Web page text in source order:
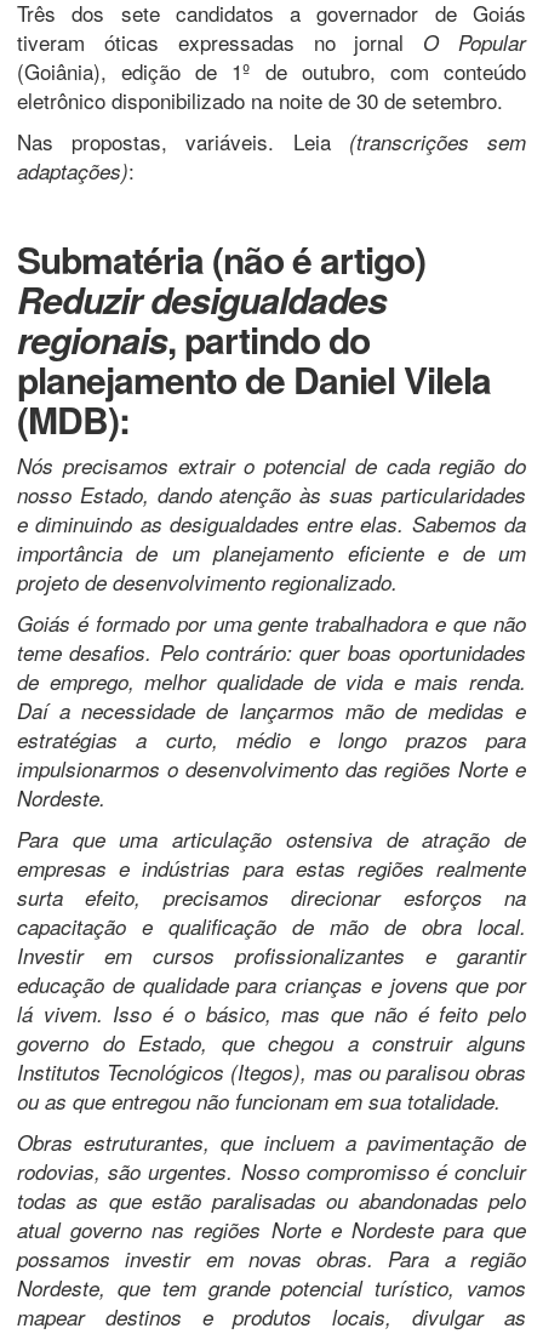
Três dos sete candidatos a governador de Goiás
tiveram óticas expressadas no jornal O Popular
(Goiânia), edição de 1º de outubro, com conteúdo
eletrônico disponibilizado na noite de 30 de setembro.
Nas propostas, variáveis. Leia (transcrições sem
adaptações):
Submatéria (não é artigo)
Reduzir desigualdades
regionais, partindo do
planejamento de Daniel Vilela
(MDB):
Nós precisamos extrair o potencial de cada região do
nosso Estado, dando atenção às suas particularidades
e diminuindo as desigualdades entre elas. Sabemos da
importância de um planejamento eficiente e de um
projeto de desenvolvimento regionalizado.
Goiás é formado por uma gente trabalhadora e que não
teme desafios. Pelo contrário: quer boas oportunidades
de emprego, melhor qualidade de vida e mais renda.
Daí a necessidade de lançarmos mão de medidas e
estratégias a curto, médio e longo prazos para
impulsionarmos o desenvolvimento das regiões Norte e
Nordeste.
Para que uma articulação ostensiva de atração de
empresas e indústrias para estas regiões realmente
surta efeito, precisamos direcionar esforços na
capacitação e qualificação de mão de obra local.
Investir em cursos profissionalizantes e garantir
educação de qualidade para crianças e jovens que por
lá vivem. Isso é o básico, mas que não é feito pelo
governo do Estado, que chegou a construir alguns
Institutos Tecnológicos (Itegos), mas ou paralisou obras
ou as que entregou não funcionam em sua totalidade.
Obras estruturantes, que incluem a pavimentação de
rodovias, são urgentes. Nosso compromisso é concluir
todas as que estão paralisadas ou abandonadas pelo
atual governo nas regiões Norte e Nordeste para que
possamos investir em novas obras. Para a região
Nordeste, que tem grande potencial turístico, vamos
mapear destinos e produtos locais, divulgar as